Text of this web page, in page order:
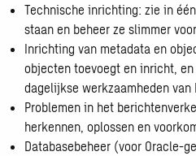
Technische inrichting: zie in
staan en beheer ze slimmer
Inrichting van metadata en
objecten toevoegt en inricht,
dagelijkse werkzaamheden van
Problemen in het
herkennen, oplossen en
Databasebeheer (voor Oracle-